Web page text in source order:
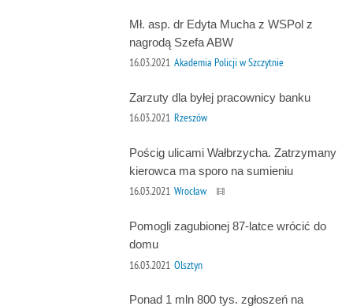
Mł. asp. dr Edyta Mucha z WSPol z
nagrodą Szefa ABW
16.03.2021 Akademia Policji w Szczytnie
Zarzuty dla byłej pracownicy banku
16.03.2021 Rzeszów
Pościg ulicami Wałbrzycha. Zatrzymany
kierowca ma sporo na sumieniu
16.03.2021 Wrocław
Pomogli zagubionej 87-latce wrócić do
domu
16.03.2021 Olsztyn
Ponad 1 mln 800 tys. zgłoszeń na